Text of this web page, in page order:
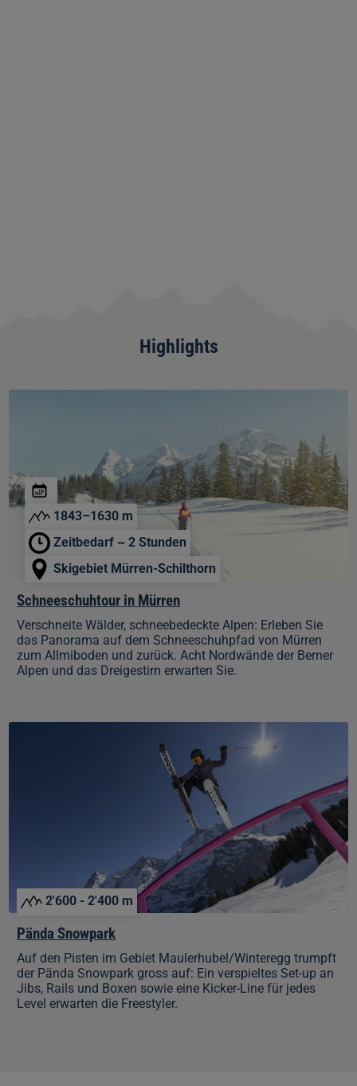
Highlights
Schneeschuhtour
1843–1630 m
Zeitbedarf ~ 2 Stunden
Skigebiet Mürren-Schilthorn
Schneeschuhtour in Mürren
Verschneite Wälder, schneebedeckte Alpen: Erleben Sie
das Panorama auf dem Schneeschuhpfad von Mürren
zum Allmiboden und zurück. Acht Nordwände der Berner
Alpen und das Dreigestirn erwarten Sie.
2'600 - 2'400 m
Pända Snowpark
Auf den Pisten im Gebiet Maulerhubel/Winteregg trumpft
der Pända Snowpark gross auf: Ein verspieltes Set-up an
Jibs, Rails und Boxen sowie eine Kicker-Line für jedes
Level erwarten die Freestyler.